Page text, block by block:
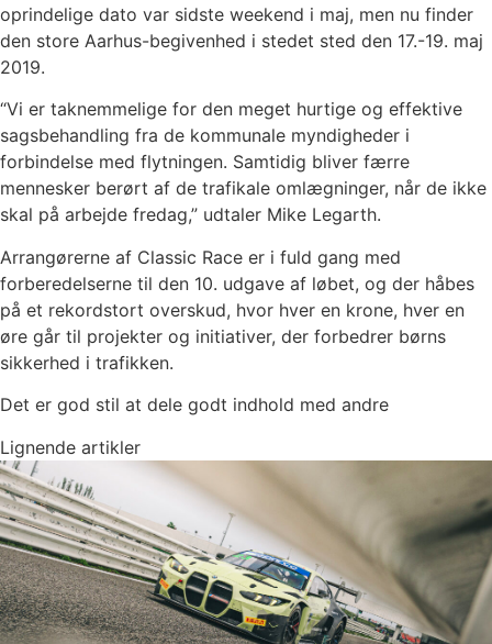
oprindelige dato var sidste weekend i maj, men nu finder
den store Aarhus-begivenhed i stedet sted den 17.-19. maj
2019.
“Vi er taknemmelige for den meget hurtige og effektive
sagsbehandling fra de kommunale myndigheder i
forbindelse med flytningen. Samtidig bliver færre
mennesker berørt af de trafikale omlægninger, når de ikke
skal på arbejde fredag,” udtaler Mike Legarth.
Arrangørerne af Classic Race er i fuld gang med
forberedelserne til den 10. udgave af løbet, og der håbes
på et rekordstort overskud, hvor hver en krone, hver en
øre går til projekter og initiativer, der forbedrer børns
sikkerhed i trafikken.
Det er god stil at dele godt indhold med andre
Lignende artikler